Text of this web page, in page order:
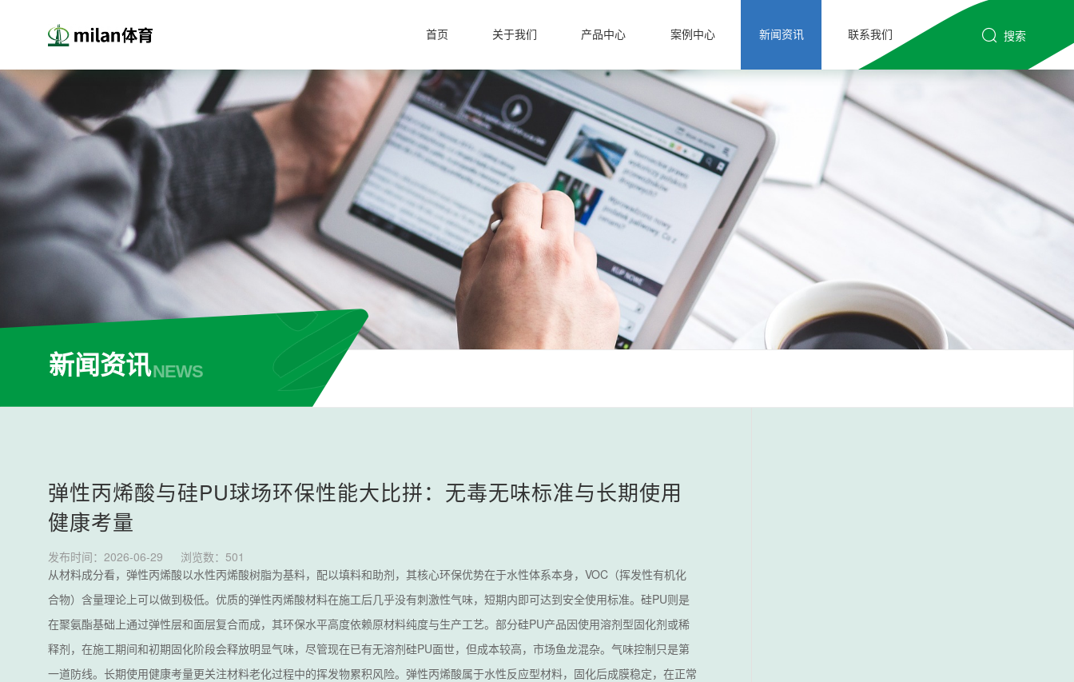
首页 关于我们 产品中心 案例中心 新闻资讯 联系我们 搜索
新闻资讯NEWS
弹性丙烯酸与硅PU球场环保性能大比拼：无毒无味标准与长期使用
健康考量
发布时间：2026-06-29 浏览数： 501
从材料成分看，弹性丙烯酸以水性丙烯酸树脂为基料，配以填料和助剂，其核心环保优势在于水性体系本身，VOC（挥发性有机化
合物）含量理论上可以做到极低。优质的弹性丙烯酸材料在施工后几乎没有刺激性气味，短期内即可达到安全使用标准。硅PU则是
在聚氨酯基础上通过弹性层和面层复合而成，其环保水平高度依赖原材料纯度与生产工艺。部分硅PU产品因使用溶剂型固化剂或稀
释剂，在施工期间和初期固化阶段会释放明显气味，尽管现在已有无溶剂硅PU面世，但成本较高，市场鱼龙混杂。气味控制只是第
一道防线。长期使用健康考量更关注材料老化过程中的挥发物累积风险。弹性丙烯酸属于水性反应型材料，固化后成膜稳定，在正常